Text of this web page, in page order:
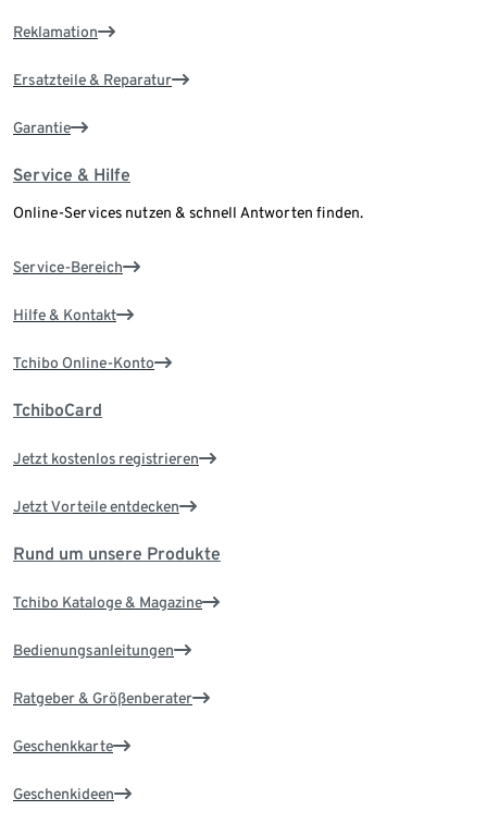
Reklamation
Ersatzteile & Reparatur
Garantie
Service & Hilfe
Online-Services nutzen & schnell Antworten finden.
Service-Bereich
Hilfe & Kontakt
Tchibo Online-Konto
TchiboCard
Jetzt kostenlos registrieren
Jetzt Vorteile entdecken
Rund um unsere Produkte
Tchibo Kataloge & Magazine
Bedienungsanleitungen
Ratgeber & Größenberater
Geschenkkarte
Geschenkideen